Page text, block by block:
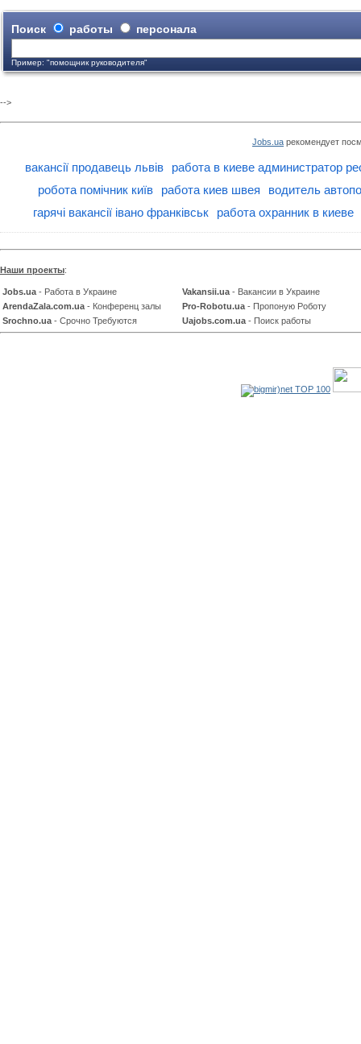
Поиск работы персонала
Пример: "помощник руководителя"
-->
Jobs.ua рекомендует
вакансії продавець львів
работа в киеве администратор
робота помічник київ
работа киев швея
водитель
гарячі вакансії івано франківськ
работа охранник в киеве
Наши проекты:
Jobs.ua - Работа в Украине Vakansii.ua - Вакансии в Украине
ArendaZala.com.ua - Конференц залы Pro-Robotu.ua - Пропоную Роботу
Srochno.ua - Срочно Требуются Uajobs.com.ua - Поиск работы